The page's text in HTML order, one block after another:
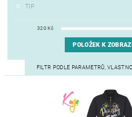
TIP
320 Kč
POLOŽEK K
FILTR PODLE PARAMETRŮ,